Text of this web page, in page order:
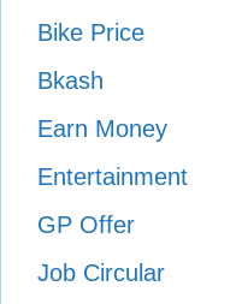
Bike Price
Bkash
Earn Money
Entertainment
GP Offer
Job Circular